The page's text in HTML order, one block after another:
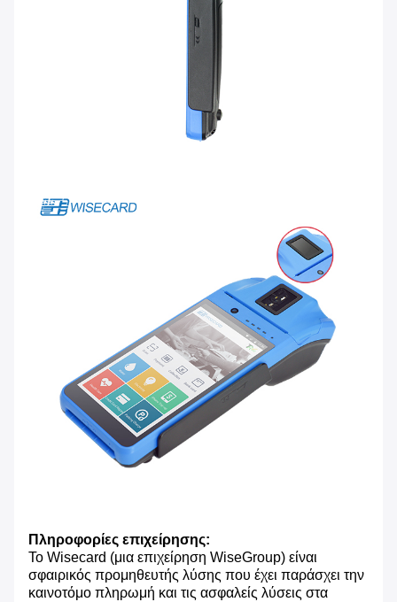
Πληροφορίες επιχείρησης:
Το Wisecard (μια επιχείρηση WiseGroup) είναι
σφαιρικός προμηθευτής λύσης που έχει παράσχει την
καινοτόμο πληρωμή και τις ασφαλείς λύσεις στα